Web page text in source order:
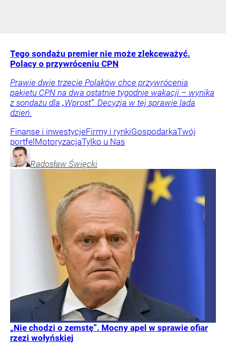
Tego sondażu premier nie może zlekceważyć.
Polacy o przywróceniu CPN
Prawie dwie trzecie Polaków chce przywrócenia
pakietu CPN na dwa ostatnie tygodnie wakacji – wynika
z sondażu dla „Wprost”. Decyzja w tej sprawie lada
dzień.
Finanse i inwestycjeFirmy i rynkiGospodarkaTwój
portfel MotoryzacjaTylko u Nas
Radosław Święcki
„Nie chodzi o zemstę”. Mocny apel w sprawie ofiar
rzezi wołyńskiej